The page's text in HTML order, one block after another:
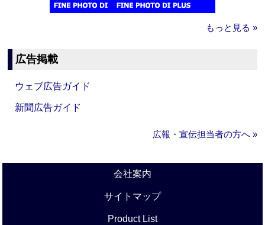
もっと見る »
広告掲載
ウェブ広告ガイド
新聞広告ガイド
広報・宣伝担当者の方へ »
会社案内
サイトマップ
Product List